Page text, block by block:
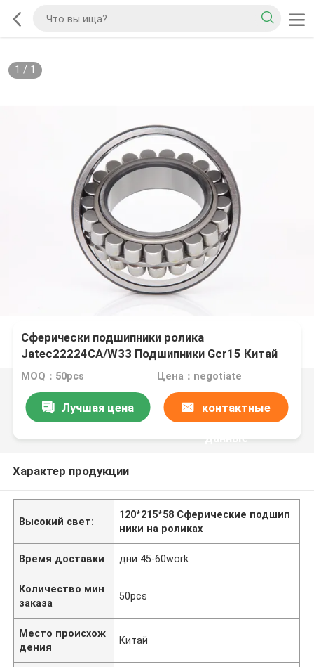
1 / 1
Сферически подшипники ролика
Jatec22224CA/W33 Подшипники Gcr15 Китай
120*215*58 вентилятора
MOQ：50pcs Цена：negotiate
Лучшая цена контактные
данные
Характер продукции
Высокий свет:
120*215*58 Сферические подшип
ники на роликах
Время доставки дни 45-60work
Количество мин
заказа
50pcs
Место происхож
дения
Китай